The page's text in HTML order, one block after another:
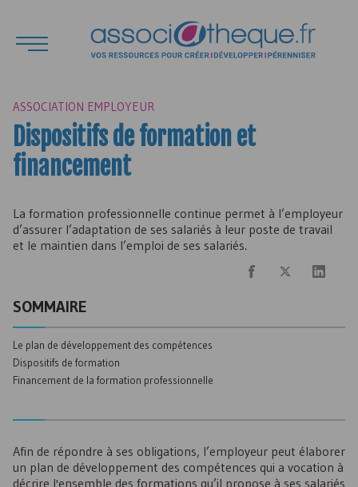
ASSOCIATION EMPLOYEUR
Dispositifs de formation et
financement
La formation professionnelle continue permet à l’employeur
d’assurer l’adaptation de ses salariés à leur poste de travail
et le maintien dans l’emploi de ses salariés.
SOMMAIRE
Le plan de développement des compétences
Dispositifs de formation
Financement de la formation professionnelle
Afin de répondre à ses obligations, l’employeur peut élaborer
un plan de développement des compétences qui a vocation à
décrire l'ensemble des formations qu’il propose à ses salariés